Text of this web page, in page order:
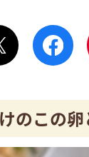
のこの卵